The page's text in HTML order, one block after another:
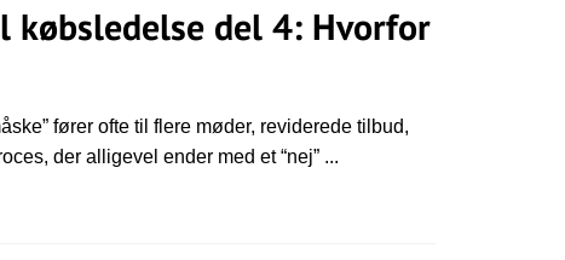
del 4: Hvorfor
fører ofte til flere møder, reviderede tilbud,
der alligevel ender med et “nej” ...